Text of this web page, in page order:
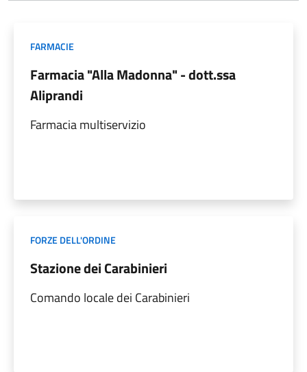
FARMACIE
Farmacia "Alla Madonna" - dott.ssa
Aliprandi
Farmacia multiservizio
FORZE DELL'ORDINE
Stazione dei Carabinieri
Comando locale dei Carabinieri